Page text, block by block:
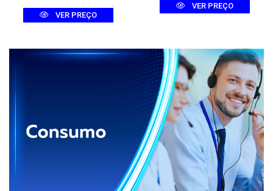
VER PREÇO
VER PREÇO